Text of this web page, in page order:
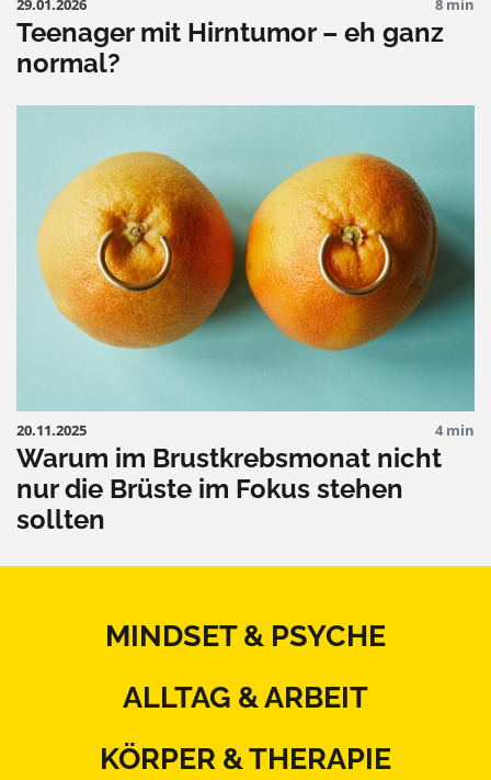
29.01.2026 8 min
Teenager mit Hirntumor – eh ganz
normal?
20.11.2025 4 min
Warum im Brustkrebsmonat nicht
nur die Brüste im Fokus stehen
sollten
MINDSET & PSYCHE
ALLTAG & ARBEIT
KÖRPER & THERAPIE